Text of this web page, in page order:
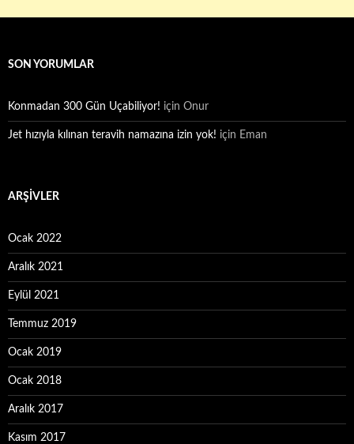
SON YORUMLAR
Konmadan 300 Gün Uçabiliyor! için Onur
Jet hızıyla kılınan teravih namazına izin yok! için Eman
ARŞIVLER
Ocak 2022
Aralık 2021
Eylül 2021
Temmuz 2019
Ocak 2019
Ocak 2018
Aralık 2017
Kasım 2017